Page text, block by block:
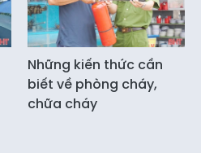
Những kiến thức cần
biết về phòng cháy,
chữa cháy